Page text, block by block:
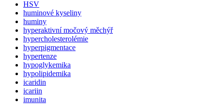
HSV
huminové kyseliny
huminy
hyperaktivní močový měchýř
hypercholesterolémie
hyperpigmentace
hypertenze
hypoglykemika
hypolipidemika
icaridin
icariin
imunita